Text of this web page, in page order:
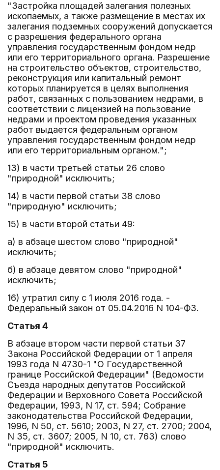
"Застройка площадей залегания полезных
ископаемых, а также размещение в местах их
залегания подземных сооружений допускается
с разрешения федерального органа
управления государственным фондом недр
или его территориального органа. Разрешение
на строительство объектов, строительство,
реконструкция или капитальный ремонт
которых планируется в целях выполнения
работ, связанных с пользованием недрами, в
соответствии с лицензией на пользование
недрами и проектом проведения указанных
работ выдается федеральным органом
управления государственным фондом недр
или его территориальным органом.";
13) в части третьей статьи 26 слово
"природной" исключить;
14) в части первой статьи 38 слово
"природную" исключить;
15) в части второй статьи 49:
а) в абзаце шестом слово "природной"
исключить;
б) в абзаце девятом слово "природной"
исключить;
16) утратил силу с 1 июля 2016 года. -
Федеральный закон от 05.04.2016 N 104-ФЗ.
Статья 4
В абзаце втором части первой статьи 37
Закона Российской Федерации от 1 апреля
1993 года N 4730-1 "О Государственной
границе Российской Федерации" (Ведомости
Съезда народных депутатов Российской
Федерации и Верховного Совета Российской
Федерации, 1993, N 17, ст. 594; Собрание
законодательства Российской Федерации,
1996, N 50, ст. 5610; 2003, N 27, ст. 2700; 2004,
N 35, ст. 3607; 2005, N 10, ст. 763) слово
"природной" исключить.
Статья 5